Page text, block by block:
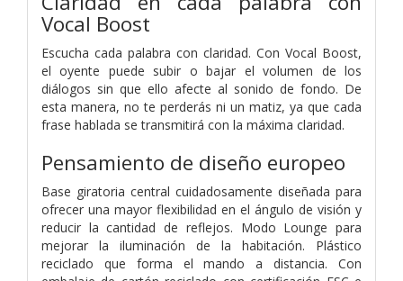
Vocal Boost
Escucha cada palabra con claridad. Con Vocal Boost,
el oyente puede subir o bajar el volumen de los
diálogos sin que ello afecte al sonido de fondo. De
esta manera, no te perderás ni un matiz, ya que cada
frase hablada se transmitirá con la máxima claridad.
Pensamiento de diseño europeo
Base giratoria central cuidadosamente diseñada para
ofrecer una mayor flexibilidad en el ángulo de visión y
reducir la cantidad de reflejos. Modo Lounge para
mejorar la iluminación de la habitación. Plástico
reciclado que forma el mando a distancia. Con